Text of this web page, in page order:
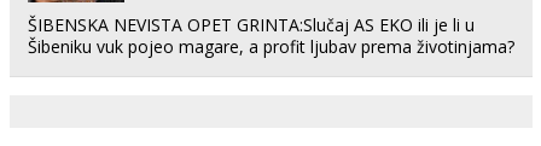
ŠIBENSKA NEVISTA OPET GRINTA:Slučaj AS EKO ili je li u
Šibeniku vuk pojeo magare, a profit ljubav prema životinjama?